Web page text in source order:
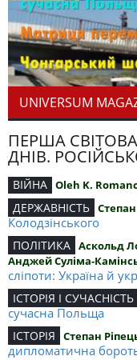
UNIVERSUM
ПЕРША
ДНІВ.
ВІЙНА Oleh K.
ДЕРЖАВНІСТЬ
Колодзінського
ПОЛІТИКА Аскольд
Анджей Суліма-
сліпоти: Україна й
ІСТОРІЯ І СУЧАСНІСТЬ
сучасна Польща
ІСТОРІЯ Степан
дипломатична